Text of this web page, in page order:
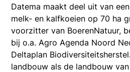
Datema maakt deel uit van
melk- en kalfkoeien op 70 ha
voorzitter van BoerenNatuur,
bij o.a. Agro Agenda Noord
Deltaplan
landbouw als de landbouw